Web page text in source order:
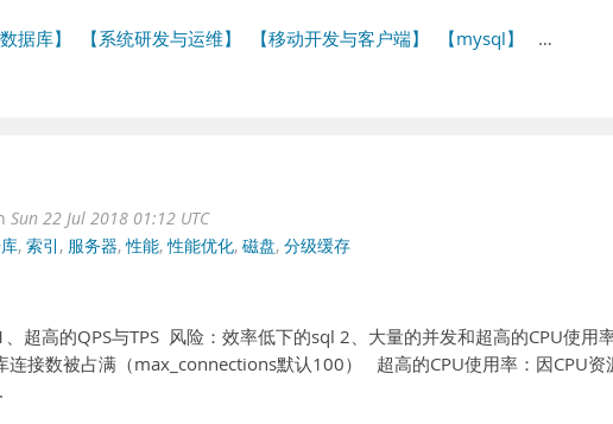
据库】 【系统研发与运维】 【移动开发与客户端】 【mysql】
…
Sun 22 Jul 2018 01:12 UTC
, 索引 , 服务器,性能,性能优化, 磁盘, 分级缓存
超高的QPS与TPS 风险：效率低下的sql 2、大量的并发和超高的CPU使用
接数被占满（max_connections默认100） 超高的CPU使用率：因CPU资